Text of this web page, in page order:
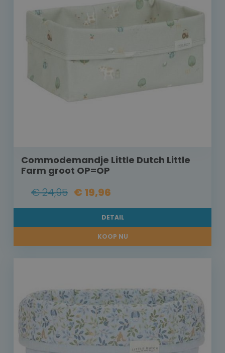
Commodemandje Little Dutch Little
Farm groot OP=OP
€ 24,95 € 19,96
DETAIL
KOOP NU